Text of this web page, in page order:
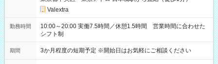
Valextra
勤務時間
10:00～20:00 実働7.5時間／休憩1.5時間 営業時間に合わせた
シフト制
期間 3か月程度の短期予定 ※開始日はお気軽にご相談ください